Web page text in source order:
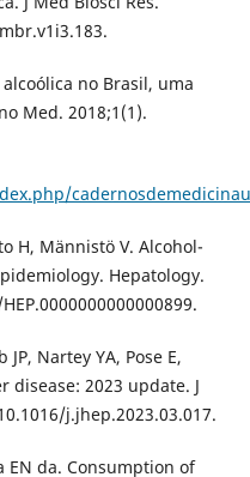
no Brasil, uma
Med. 2018;1(1).
H, Männistö V. Alcohol-
Hepatology.
Nartey YA, Pose E,
disease: 2023 update. J
j.jhep.2023.03.017.
EN da. Consumption of